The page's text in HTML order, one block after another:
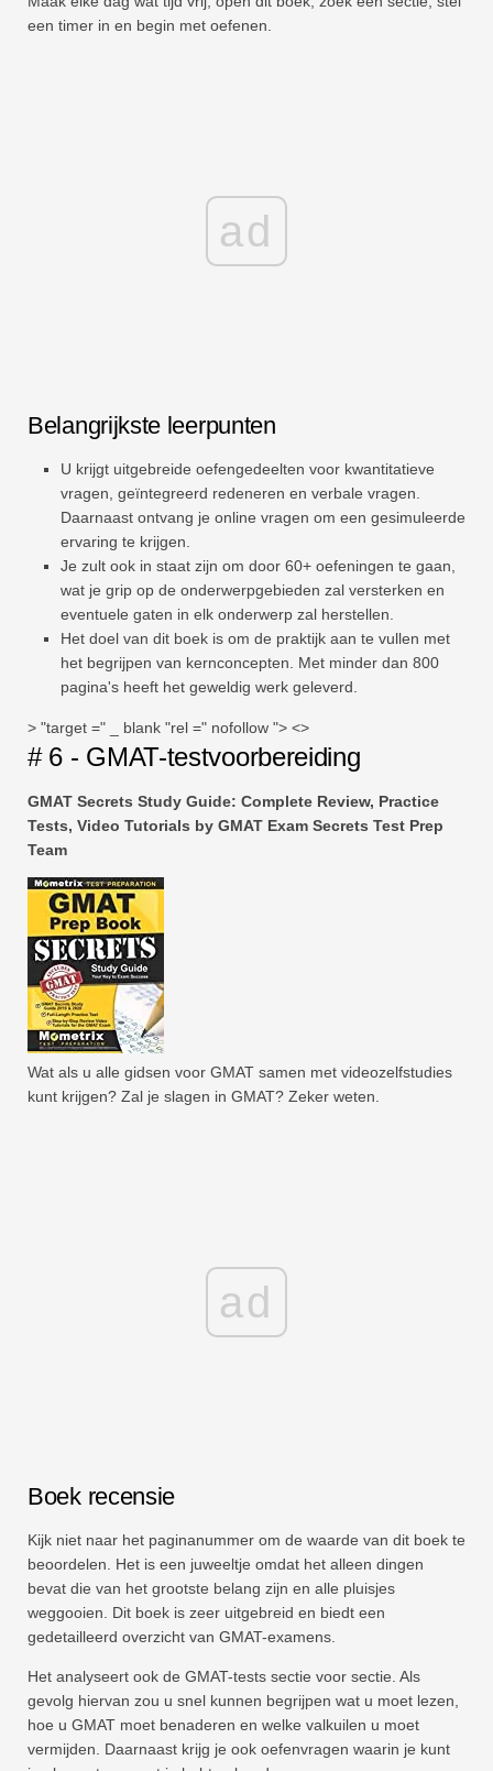
een timer in en begin met oefenen.
ad
Belangrijkste leerpunten
U krijgt uitgebreide oefengedeelten voor kwantitatieve
vragen, geïntegreerd redeneren en verbale vragen.
Daarnaast ontvang je online vragen om een ​​gesimuleerde
ervaring te krijgen.
Je zult ook in staat zijn om door 60+ oefeningen te gaan,
wat je grip op de onderwerpgebieden zal versterken en
eventuele gaten in elk onderwerp zal herstellen.
Het doel van dit boek is om de praktijk aan te vullen met
het begrijpen van kernconcepten. Met minder dan 800
pagina's heeft het geweldig werk geleverd.
> "target =" _ blank "rel =" nofollow "> <>
# 6 - GMAT-testvoorbereiding
GMAT Secrets Study Guide: Complete Review, Practice
Tests, Video Tutorials by GMAT Exam Secrets Test Prep
Team
Wat als u alle gidsen voor GMAT samen met videozelfstudies
kunt krijgen? Zal je slagen in GMAT? Zeker weten.
ad
Boek recensie
Kijk niet naar het paginanummer om de waarde van dit boek te
beoordelen. Het is een juweeltje omdat het alleen dingen
bevat die van het grootste belang zijn en alle pluisjes
weggooien. Dit boek is zeer uitgebreid en biedt een
gedetailleerd overzicht van GMAT-examens.
Het analyseert ook de GMAT-tests sectie voor sectie. Als
gevolg hiervan zou u snel kunnen begrijpen wat u moet lezen,
hoe u GMAT moet benaderen en welke valkuilen u moet
vermijden. Daarnaast krijg je ook oefenvragen waarin je kunt